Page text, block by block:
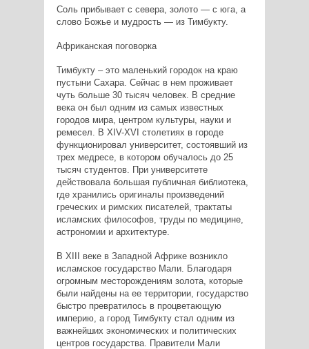
Соль прибывает с севера, золото — с юга, а
слово Божье и мудрость — из Тимбукту.
Африканская поговорка
Тимбукту – это маленький городок на краю
пустыни Сахара. Сейчас в нем проживает
чуть больше 30 тысяч человек. В средние
века он был одним из самых известных
городов мира, центром культуры, науки и
ремесел. В XIV-XVI столетиях в городе
функционировал университет, состоявший из
трех медресе, в котором обучалось до 25
тысяч студентов. При университете
действовала большая публичная библиотека,
где хранились оригиналы произведений
греческих и римских писателей, трактаты
исламских философов, труды по медицине,
астрономии и архитектуре.
В XIII веке в Западной Африке возникло
исламское государство Мали. Благодаря
огромным месторождениям золота, которые
были найдены на ее территории, государство
быстро превратилось в процветающую
империю, а город Тимбукту стал одним из
важнейших экономических и политических
центров государства. Правители Мали